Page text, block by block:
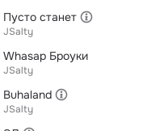
Пусто станет
JSalty
Whasap Броуки
JSalty
Buhaland
JSalty